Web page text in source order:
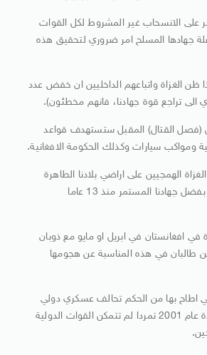
على الانسحاب غير المشروط لكل القوات
جهادها المسلح امر ضروري لتحقيق هذه
ظن الغزاة واتباعهم الداخليين ان خفض عدد
الى تراجع قوة جهادنا، فانهم مخطئون).
(فصل القتال) المقبل ستستهدف قواعد
ومواكب سيارات وكذلك الحكومة الافغانية.
الهمجيين على اراضي بلادنا الطاهرة
اقتربت نهايتها انشالله بفضل جهادنا المستمر منذ 13 عاما
في افغانستان في ابريل او مايو مع ذوبان
طالبان في هذه المناسبة عن هجومها
اطاح بها من الحكم تحالف عسكري دولي
بقيادة الولايات المتحدة عام 2001 تمردا لم تتمكن القوات الدولية